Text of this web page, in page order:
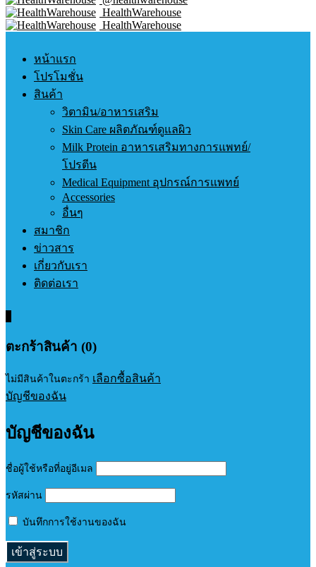
HealthWarehouse
HealthWarehouse
หน้าแรก
โปรโมชั่น
สินค้า
วิตามิน/อาหารเสริม
Skin Care ผลิตภัณฑ์ดูแลผิว
Milk Protein อาหารเสริมทางการแพทย์/
โปรตีน
Medical Equipment อุปกรณ์การแพทย์
Accessories
อื่นๆ
สมาชิก
ข่าวสาร
เกี่ยวกับเรา
ติดต่อเรา
ตะกร้าสินค้า (0)
ไม่มีสินค้าในตะกร้า เลือกซื้อสินค้า
บัญชีของฉัน
บัญชีของฉัน
ชื่อผู้ใช้หรือที่อยู่อีเมล
รหัสผ่าน
บันทึกการใช้งานของฉัน